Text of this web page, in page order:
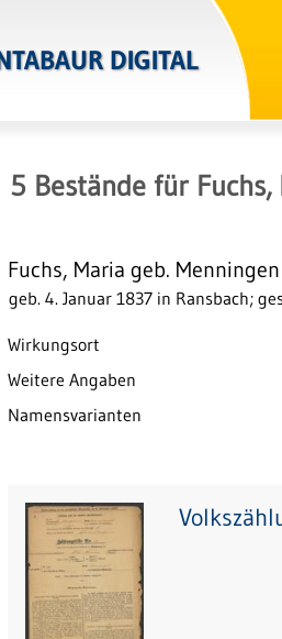
DIGITAL
5 Bestände für
Fuchs, Maria geb. Menningen
geb. 4. Januar 1837 in Ransbach;
Wirkungsort
Weitere Angaben
Namensvarianten